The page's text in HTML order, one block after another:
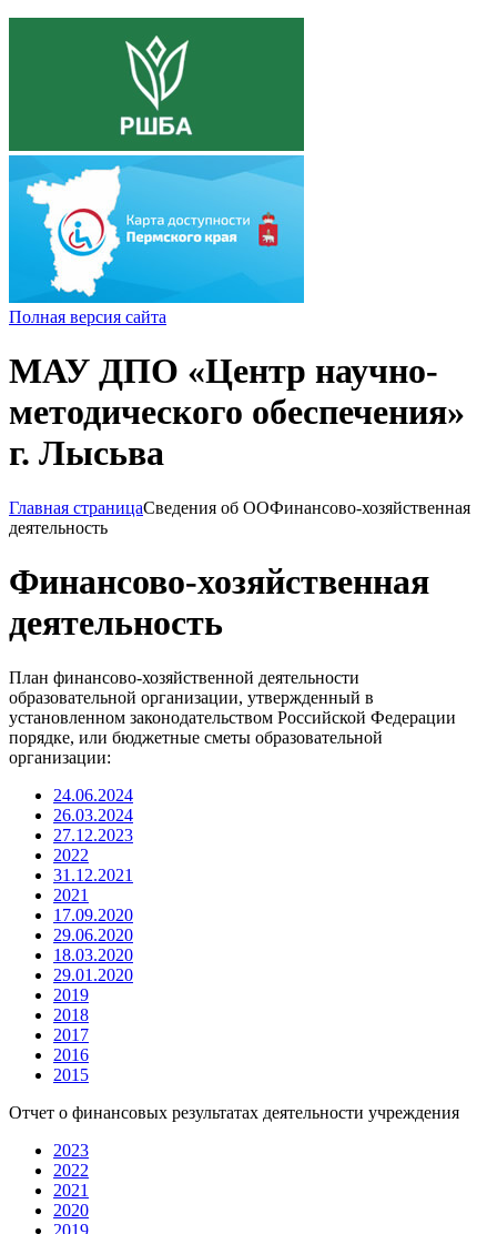
Полная версия сайта
МАУ ДПО «Центр научно-
методического обеспечения»
г. Лысьва
Главная страницаСведения об ООФинансово-хозяйственная
деятельность
Финансово-хозяйственная
деятельность
План финансово-хозяйственной деятельности
образовательной организации, утвержденный в
установленном законодательством Российской Федерации
порядке, или бюджетные сметы образовательной
организации:
24.06.2024
26.03.2024
27.12.2023
2022
31.12.2021
2021
17.09.2020
29.06.2020
18.03.2020
29.01.2020
2019
2018
2017
2016
2015
Отчет о финансовых результатах деятельности учреждения
2023
2022
2021
2020
2019